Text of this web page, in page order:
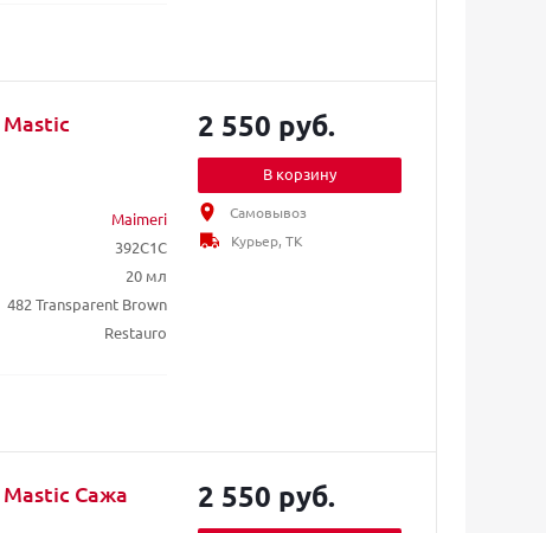
Maimeri
392C1C
20 мл
482 Transparent Brown
Restauro
2 550 руб.
В корзину
Самовывоз
Курьер, ТК
Сажа
2 550 руб.